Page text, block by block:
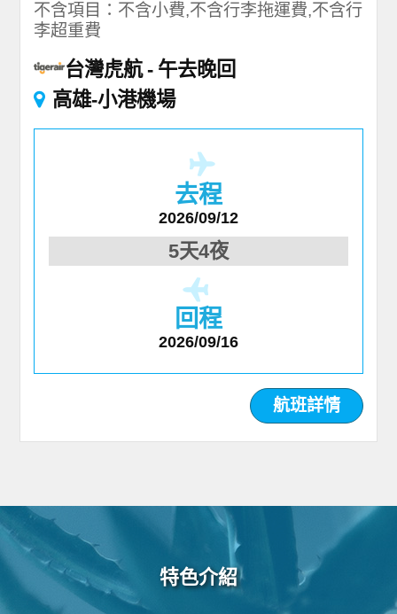
不含項目：不含小費,不含行李拖運費,不含行
李超重費
台灣虎航
午去晚回
高雄-小港機場
去程
2026/09/12
5天4夜
回程
2026/09/16
航班詳情
特色介紹